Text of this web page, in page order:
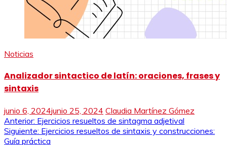
Noticias
Analizador sintactico de latín: oraciones, frases y
sintaxis
junio 6, 2024junio 25, 2024 Claudia Martínez Gómez
Navegación
Anterior: Ejercicios resueltos de sintagma adjetival
Siguiente: Ejercicios resueltos de sintaxis y construcciones:
Guía práctica